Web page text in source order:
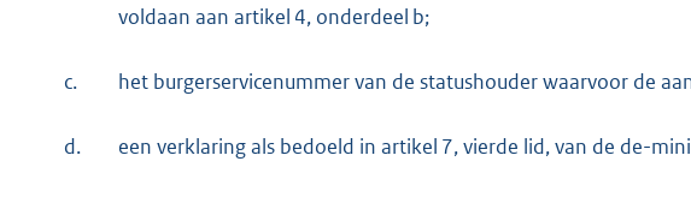
k
voldaan aan artikel 4, onderdeel b;
c. het burgerservicenummer van de statushouder waarvoor de
d. een verklaring als bedoeld in artikel 7, vierde lid, van de de-